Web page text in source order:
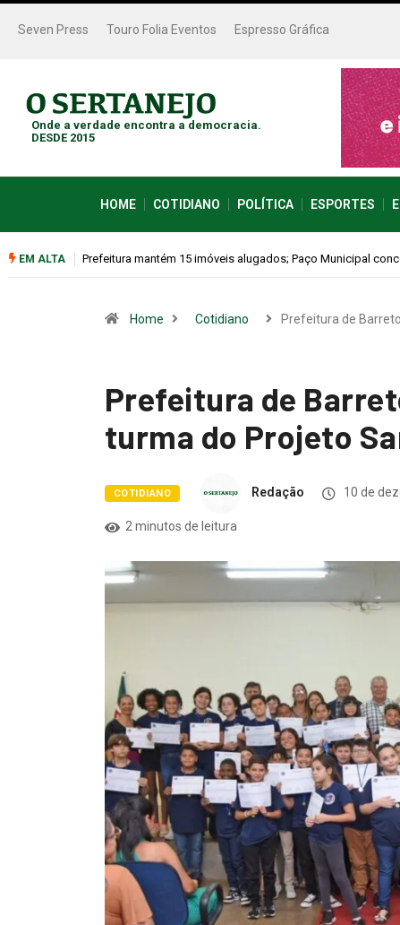
Seven Press Touro Folia Eventos Espresso Gráfica
Onde a verdade encontra a democracia.
DESDE 2015
HOME COTIDIANO POLÍTICA ESPORTES
EM ALTA Colina promove 1º Fórum de Turismo para discutir
Home Cotidiano Prefeitura de
Prefeitura de
turma do Projeto
COTIDIANO Redação 10 de
2 minutos de leitura